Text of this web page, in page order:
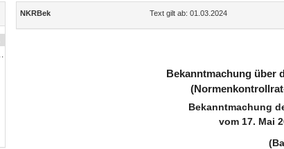
Inhalt
NKRBek Text gilt ab: 01.03.2024
Bekanntmachung über
Bekanntmachung
vom 17. Mai